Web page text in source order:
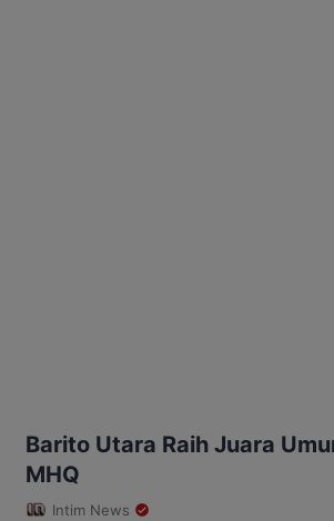
Barito Utara Raih Juara
MHQ
Intim News